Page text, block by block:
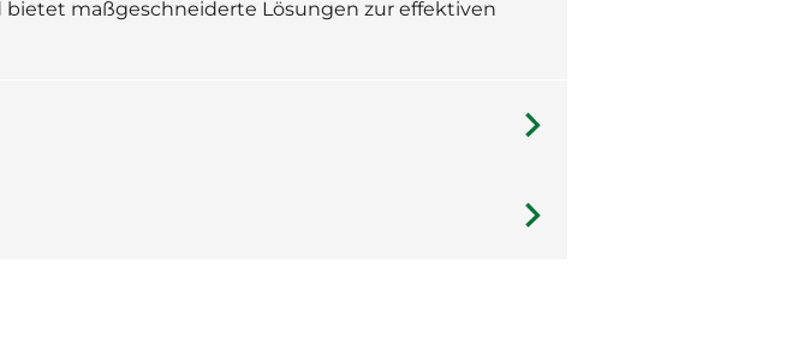
maßgeschneiderte Lösungen zur effektiven